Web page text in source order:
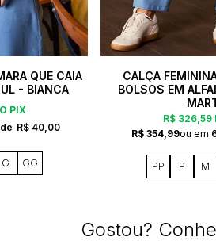
QUE CAIA
- BIANCA
PIX
R$ 40,00
G GG
CALÇA
BOLSOS EM
R$ 326,59
R$ 354,99
PP P M
Gostou?